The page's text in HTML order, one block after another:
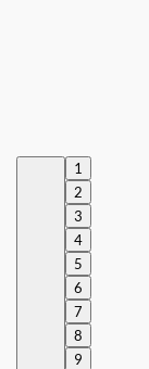
1
2
3
4
5
6
7
8
9